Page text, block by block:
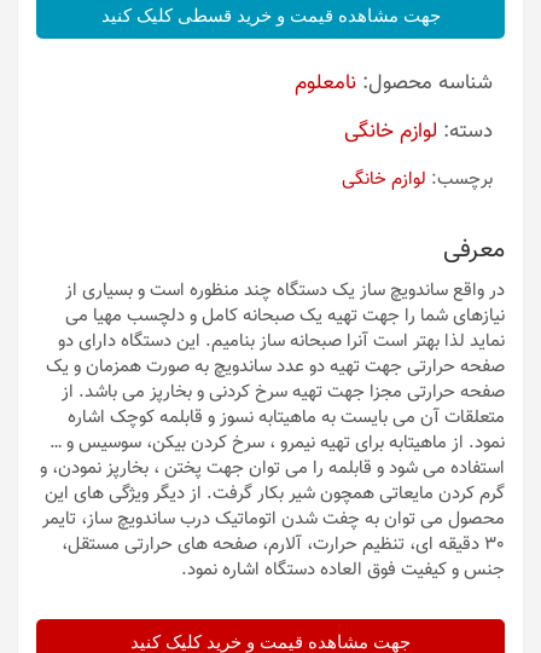
جهت مشاهده قیمت و خرید قسطی کلیک کنید
شناسه محصول: نامعلوم
دسته: لوازم خانگی
برچسب: لوازم خانگی
معرفی
در واقع ساندویچ ساز یک دستگاه چند منظوره است و بسیاری از
نیازهای شما را جهت تهیه یک صبحانه کامل و دلچسب مهیا می
نماید لذا بهتر است آنرا صبحانه ساز بنامیم. این دستگاه دارای دو
صفحه حرارتی جهت تهیه دو عدد ساندویچ به صورت همزمان و یک
صفحه حرارتی مجزا جهت تهیه سرخ کردنی و بخارپز می باشد. از
متعلقات آن می بایست به ماهیتابه نسوز و قابلمه کوچک اشاره
نمود. از ماهیتابه برای تهیه نیمرو ، سرخ کردن بیکن، سوسیس و …
استفاده می شود و قابلمه را می توان جهت پختن ، بخارپز نمودن، و
گرم کردن مایعاتی همچون شیر بکار گرفت. از دیگر ویژگی های این
محصول می توان به چفت شدن اتوماتیک درب ساندویچ ساز، تایمر
30 دقیقه ای، تنظیم حرارت، آلارم، صفحه های حرارتی مستقل،
جنس و کیفیت فوق العاده دستگاه اشاره نمود.
جهت مشاهده قیمت و خرید کلیک کنید